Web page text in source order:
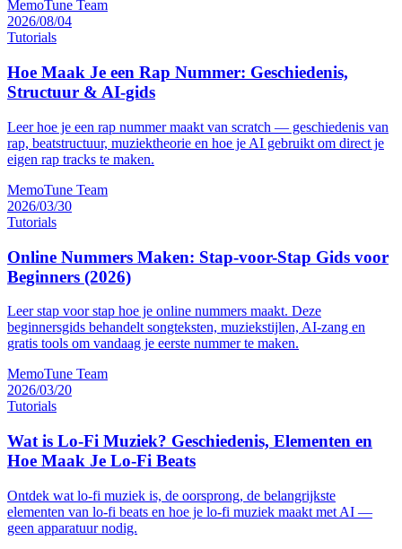
MemoTune Team
2026/08/04
Tutorials
Hoe Maak Je een Rap Nummer: Geschiedenis,
Structuur & AI-gids
Leer hoe je een rap nummer maakt van scratch — geschiedenis van
rap, beatstructuur, muziektheorie en hoe je AI gebruikt om direct je
eigen rap tracks te maken.
MemoTune Team
2026/03/30
Tutorials
Online Nummers Maken: Stap-voor-Stap Gids voor
Beginners (2026)
Leer stap voor stap hoe je online nummers maakt. Deze
beginnersgids behandelt songteksten, muziekstijlen, AI-zang en
gratis tools om vandaag je eerste nummer te maken.
MemoTune Team
2026/03/20
Tutorials
Wat is Lo-Fi Muziek? Geschiedenis, Elementen en
Hoe Maak Je Lo-Fi Beats
Ontdek wat lo-fi muziek is, de oorsprong, de belangrijkste
elementen van lo-fi beats en hoe je lo-fi muziek maakt met AI —
geen apparatuur nodig.